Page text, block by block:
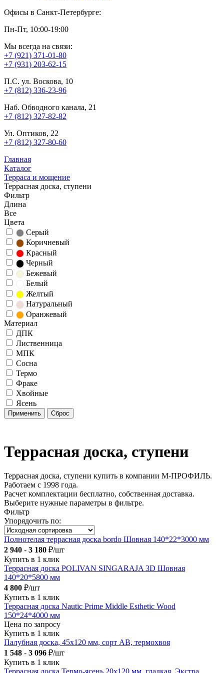
Офисы в Санкт-Петербурге:
Пн-Пт, 10:00-19:00
Мы всегда на связи:
+7 (921) 371-01-80
+7 (931) 203-62-15
П.С. ул. Воскова, 10
+7 (812) 336-23-96
Наб. Обводного канала, 21
+7 (812) 327-82-82
Ул. Оптиков, 22
+7 (812) 327-80-60
Главная
Каталог
Терраса и мощение
Террасная доска, ступени
Фильтр
Длина
Все
Цвета
Серый
Коричневый
Красный
Черный
Бежевый
Белый
Желтый
Натуральный
Оранжевый
Материал
ДПК
Лиственница
МПК
Сосна
Термо
Фраке
Хвойные
Ясень
Террасная доска, ступени
Террасная доска, ступени купить в компании М-ПРОФИЛЬ.
Работаем с 1998 года.
Расчет комплектации бесплатно, собственная доставка.
Выберите нужные параметры в фильтре.
Фильтр
Упорядочить по:
Полнотелая террасная доска bordo Шовная 140*22*3000 мм
2 940 - 3 180 ₽/шт
Купить в 1 клик
Террасная доска POLIVAN SINGARAJA 3D Шовная
140*20*5800 мм
4 800 ₽/шт
Купить в 1 клик
Террасная доска Nautic Prime Middle Esthetic Wood
150*24*4000 мм
Цена по запросу
Купить в 1 клик
Палубная доска, 45х120 мм, сорт АВ, термохвоя
1 548 - 3 096 ₽/шт
Купить в 1 клик